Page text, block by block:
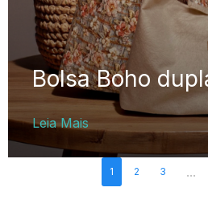
Bolsa Boho
Leia Mais
1 2 3 ...